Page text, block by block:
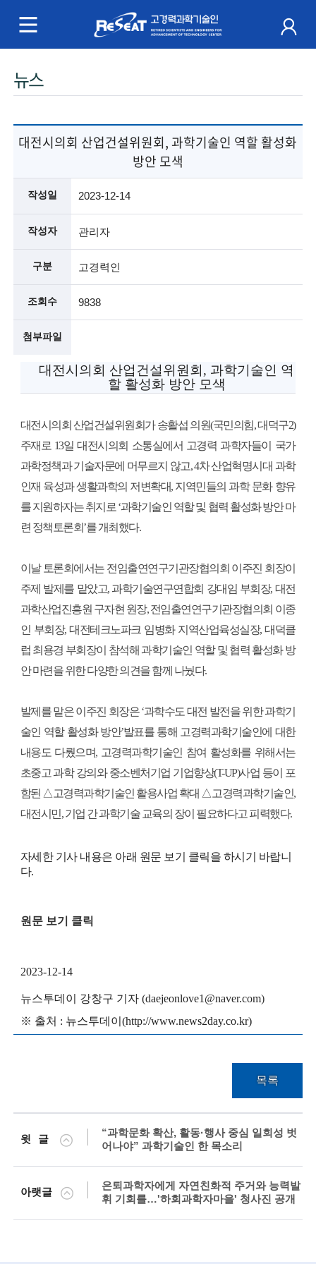
R
e
e
a
t
경
력
과
학
기
인
(
R
e
t
i
r
d
s
c
i
e
t
i
s
t
s
n
n
n
e
f
o
r
a
d
메
뉴스
대전시의회 산업건설위원회, 과학기술인 역할 활성화
방안 모색
작성일 2023-12-14
작성자 관리자
구분 고경력인
조회수 9838
첨부파일
대전시의회 산업건설위원회, 과학기술인 역
할 활성화 방안 모색
대전시의회 산업건설위원회가 송활섭 의원(국민의힘, 대덕구2)
주재로 13일 대전시의회 소통실에서 고경력 과학자들이 국가
과학정책과 기 술자문에 머무르지 않고, 4차 산업혁명시대 과학
인재 육성과 생활과학의 저변확대, 지역민들의 과학 문화 향유
를 지원하자는 취지로 ‘과학기술인 역할 및 협력 활성화 방안 마
련 정책토론회’를 개최했다.
이날 토론회에서는 전임출연연구기관장협의회 이주진 회장이
주제 발제를 맡았고, 과학기술연구연합회 강대임 부회장, 대전
과학산업진흥원 구자현 원장, 전임출연연구기관장협의회 이종
인 부회장, 대전테크노파크 임병화 지역산업육성실장, 대덕클
럽 최용경 부회장이 참석해 과학기술인 역할 및 협력 활성화 방
안 마련을 위한 다양한 의견을 함께 나눴다.
발제를 맡은 이주진 회장은 ‘과학수도 대전 발전을 위한 과학기
술인 역할 활성화 방안’발표를 통해 고경력과학기술인에 대한
내용도 다뤘으며, 고경력과학기술인 참여 활성화를 위해서는
초중고 과학 강의와 중소벤처기업 기업향상(T-UP)사업 등이 포
함된 △고경력과학기술인 활용사업 확대 △고경력과학기술인,
대전시민, 기업 간 과학기술 교육의 장이 필요하다고 피력했다.
자세한 기사 내용은 아래 원문 보기 클릭을 하시기 바랍니
다.
원문 보기 클릭
2023-12-14
뉴스투데이 강창구 기 자 (daejeonlove1@naver.com)
※ 출처 : 뉴스투데이(http://www.news2day.co.kr)
목록
윗글
“과학문화 확산, 활동·행사 중심 일회성 벗
어나야” 과학기술인 한 목소리
아랫글
은퇴과학자에게 자연친화적 주거와 능력발
휘 기회를…'하회과학자마을' 청사진 공개